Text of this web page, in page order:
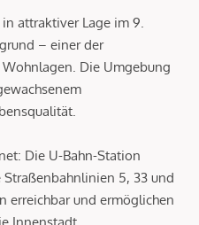
attraktiver Lage im 9.
– einer der
Die Umgebung
Die U-Bahn-Station
5, 33 und
erreichbar und ermöglichen